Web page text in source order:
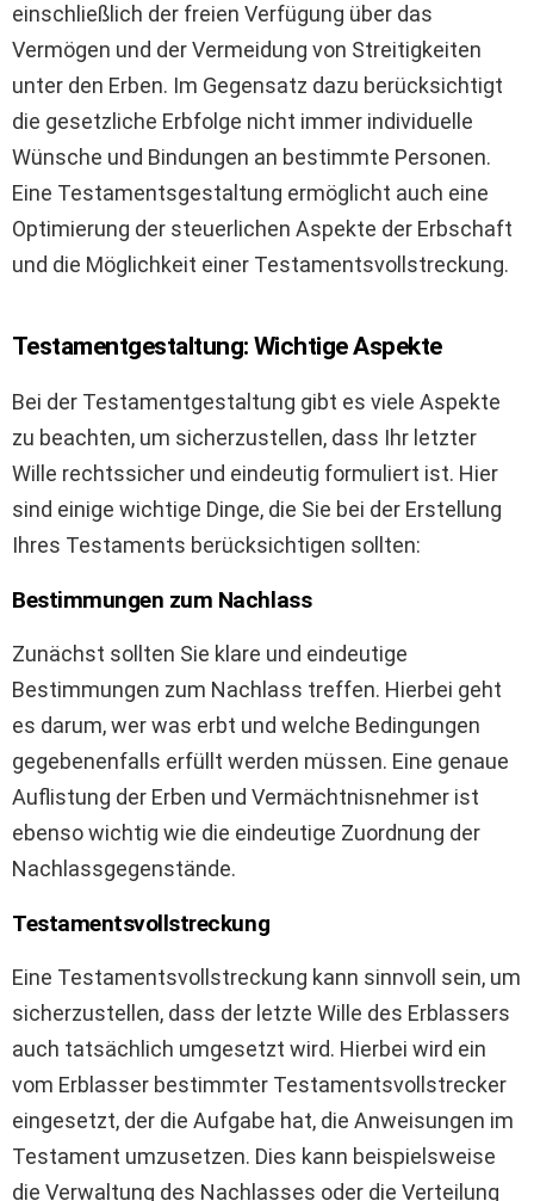
einschließlich der freien Verfügung über das
Vermögen und der Vermeidung von Streitigkeiten
unter den Erben. Im Gegensatz dazu berücksichtigt
die gesetzliche Erbfolge nicht immer individuelle
Wünsche und Bindungen an bestimmte Personen.
Eine Testamentsgestaltung ermöglicht auch eine
Optimierung der steuerlichen Aspekte der Erbschaft
und die Möglichkeit einer Testamentsvollstreckung.
Testamentgestaltung: Wichtige Aspekte
Bei der Testamentgestaltung gibt es viele Aspekte
zu beachten, um sicherzustellen, dass Ihr letzter
Wille rechtssicher und eindeutig formuliert ist. Hier
sind einige wichtige Dinge, die Sie bei der Erstellung
Ihres Testaments berücksichtigen sollten:
Bestimmungen zum Nachlass
Zunächst sollten Sie klare und eindeutige
Bestimmungen zum Nachlass treffen. Hierbei geht
es darum, wer was erbt und welche Bedingungen
gegebenenfalls erfüllt werden müssen. Eine genaue
Auflistung der Erben und Vermächtnisnehmer ist
ebenso wichtig wie die eindeutige Zuordnung der
Nachlassgegenstände.
Testamentsvollstreckung
Eine Testamentsvollstreckung kann sinnvoll sein, um
sicherzustellen, dass der letzte Wille des Erblassers
auch tatsächlich umgesetzt wird. Hierbei wird ein
vom Erblasser bestimmter Testamentsvollstrecker
eingesetzt, der die Aufgabe hat, die Anweisungen im
Testament umzusetzen. Dies kann beispielsweise
die Verwaltung des Nachlasses oder die Verteilung